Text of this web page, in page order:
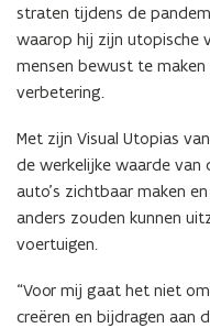
straten tijdens de
waarop hij zijn utopische
mensen bewust te
verbetering.
Met zijn Visual Utopias
de werkelijke waarde van
auto’s zichtbaar maken
anders zouden kunnen
voertuigen.
“Voor mij gaat het niet
creëren en bijdragen aan